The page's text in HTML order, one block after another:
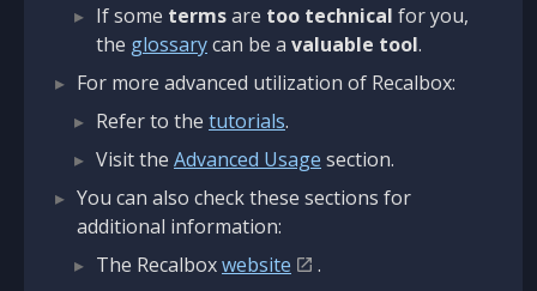
If some termsare too technical for you,
the glossarycan be a valuable tool.
For more advanced utilization of Recalbox:
Refer to the tutorials.
Visit the Advanced Usage section.
You can also check these sections for
additional information:
The Recalboxwebsite
.